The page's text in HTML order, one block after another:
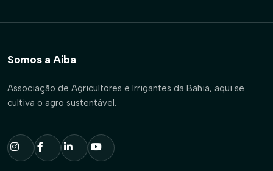
Somos a Aiba
Associação de Agricultores e Irrigantes da Bahia, aqui se
cultiva o agro sustentável.